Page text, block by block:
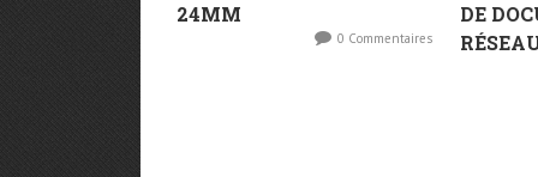
24MM
0 Commentaires
DE